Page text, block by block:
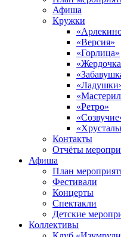
Афиша
Кружки
«Версия»
«Горлица»
«Ретро»
Контакты
Отчёты
Афиша
План
Фестивали
Концерты
Спектакли
Детские
Коллективы